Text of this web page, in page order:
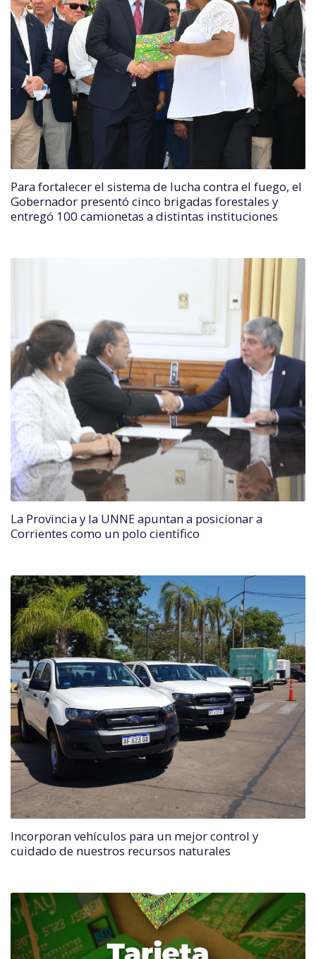
Para fortalecer el sistema de lucha contra el fuego, el
Gobernador presentó cinco brigadas forestales y
entregó 100 camionetas a distintas instituciones
La Provincia y la UNNE apuntan a posicionar a
Corrientes como un polo científico
Incorporan vehículos para un mejor control y
cuidado de nuestros recursos naturales